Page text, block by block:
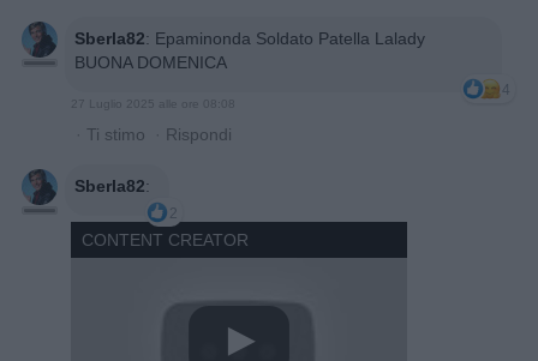
Sberla82: Epaminonda Soldato Patella Lalady
BUONA DOMENICA
4
27 Luglio 2025 alle ore 08:08
· Ti stimo · Rispondi
Sberla82:
2
CONTENT CREATOR